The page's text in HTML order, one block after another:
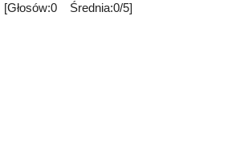
[Głosów:0 Średnia:0/5]